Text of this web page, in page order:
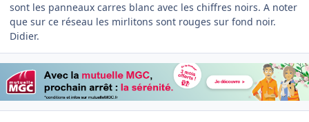
sont les panneaux carres blanc avec les chiffres noirs. A noter
que sur ce réseau les mirlitons sont rouges sur fond noir.
Didier.